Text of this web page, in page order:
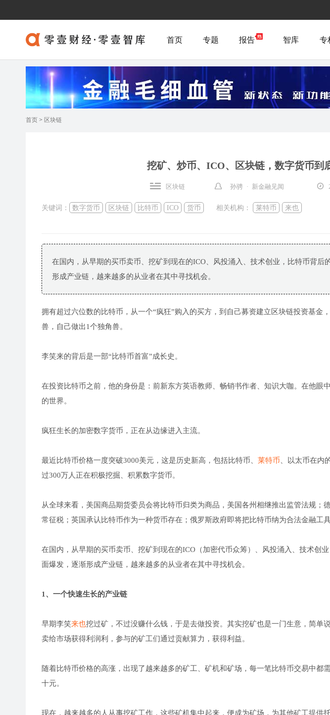
首页 专题 报告 智库 专
首页 > 区块链
挖矿、炒币、ICO、区块链，数字货币到
区块链 孙骋 · 新金融见闻
关键词： 数字货币 区块链 比特币 ICO 货币 相关机构： 莱特币 来也
在国内，从早期的买币卖币、挖矿到现在的ICO、风投涌入、技术创业，比特币背后
形成产业链，越来越多的从业者在其中寻找机会。
拥有超过六位数的比特币，从一个“疯狂”购入的买方，到自己募资建立区块链投资基金
兽，自己做出1个独角兽。
李笑来的背后是一部“比特币首富”成长史。
在投资比特币之前，他的身份是：前新东方英语教师、畅销书作者、知识大咖。在他眼
的世界。
疯狂生长的加密数字货币，正在从边缘进入主流。
最近比特币价格一度突破3000美元，这是历史新高，包括比特币、 莱特币 、以太币在内
过300万人正在积极挖掘、积累数字货币。
从全球来看，美国商品期货委员会将比特币归类为商品，美国各州相继推出监管法规；
常征税；英国承认比特币作为一种货币存在；俄罗斯政府即将把比特币纳为合法金融工具
在国内，从早期的买币卖币、挖矿到现在的ICO（加密代币众筹）、风投涌入、技术创
面爆发，逐渐形成产业链，越来越多的从业者在其中寻找机会。
1、一个快速生长的产业链
早期李笑来也挖过矿，不过没赚什么钱，于是去做投资。其实挖矿也是一门生意，简单
卖给市场获得利润利，参与的矿工们通过贡献算力，获得利益。
随着比特币价格的高涨，出现了越来越多的矿工、矿机和矿场，每一笔比特币交易中都
十元。
现在，越来越多的人从事挖矿工作，这些矿机集中起来，便成为矿场，为其他矿工提供托